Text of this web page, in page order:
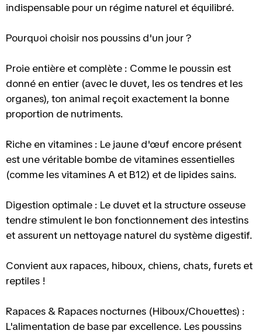
indispensable pour un régime naturel et équilibré.
Pourquoi choisir nos poussins d'un jour ?
Proie entière et complète : Comme le poussin est
donné en entier (avec le duvet, les os tendres et les
organes), ton animal reçoit exactement la bonne
proportion de nutriments.
Riche en vitamines : Le jaune d'œuf encore présent
est une véritable bombe de vitamines essentielles
(comme les vitamines A et B12) et de lipides sains.
Digestion optimale : Le duvet et la structure osseuse
tendre stimulent le bon fonctionnement des intestins
et assurent un nettoyage naturel du système digestif.
Convient aux rapaces, hiboux, chiens, chats, furets et
reptiles !
Rapaces & Rapaces nocturnes (Hiboux/Chouettes) :
L'alimentation de base par excellence. Les poussins